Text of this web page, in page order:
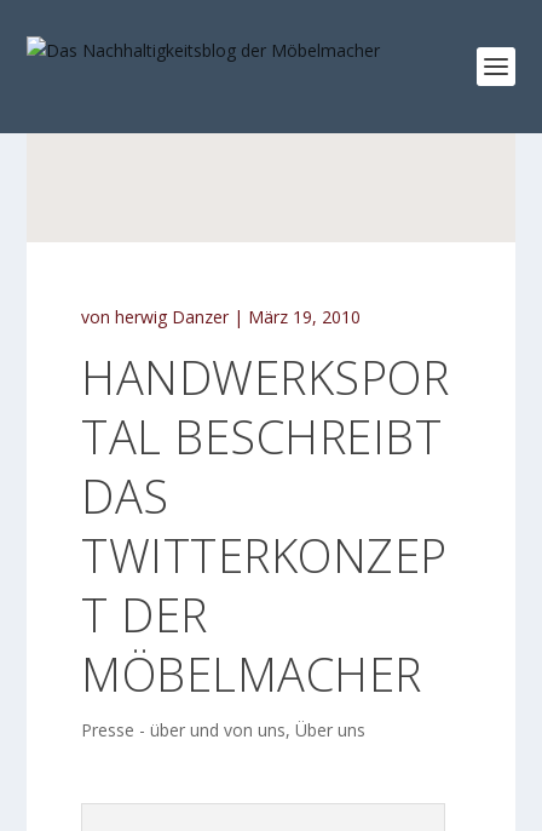
vonherwig Danzer | März 19, 2010
HANDWERKSPOR
TAL BESCHREIBT
DAS
TWITTERKONZEP
T DER
MÖBELMACHER
Presse - über und von uns,Über uns